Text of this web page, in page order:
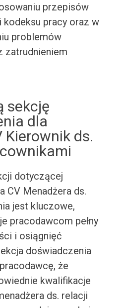
przepisów
kodeksu pracy oraz w
problemów
zatrudnieniem
sekcję
dla
Kierownik ds.
dotyczącej
CV Menadżera ds.
jest kluczowe,
pracodawcom pełny
i osiągnięć
doświadczenia
że
kwalifikacje
ds. relacji